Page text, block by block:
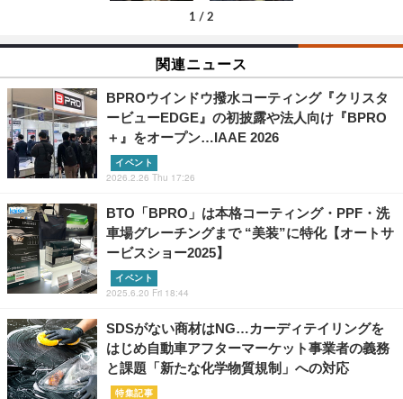
1 / 2
関連ニュース
BPROウインドウ撥水コーティング『クリスタ
ービューEDGE』の初披露や法人向け『BPRO
＋』をオープン…IAAE 2026
イベント
2026.2.26 Thu 17:26
BTO「BPRO」は本格コーティング・PPF・洗
車場グレーチングまで “美装”に特化【オートサ
ービスショー2025】
イベント
2025.6.20 Fri 18:44
SDSがない商材はNG…カーディテイリングを
はじめ自動車アフターマーケット事業者の義務
と課題「新たな化学物質規制」への対応
特集記事